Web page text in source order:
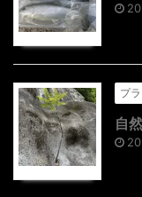
プ
自